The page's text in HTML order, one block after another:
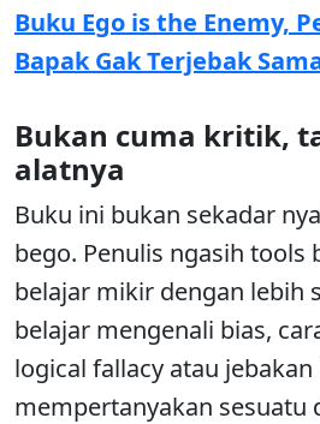
Buku Ego is the Enemy,
Bapak Gak Terjebak
Bukan cuma kritik,
alatnya
Buku ini bukan sekadar
bego. Penulis ngasih tools
belajar mikir dengan lebih
belajar mengenali bias,
logical fallacy atau
mempertanyakan sesuatu